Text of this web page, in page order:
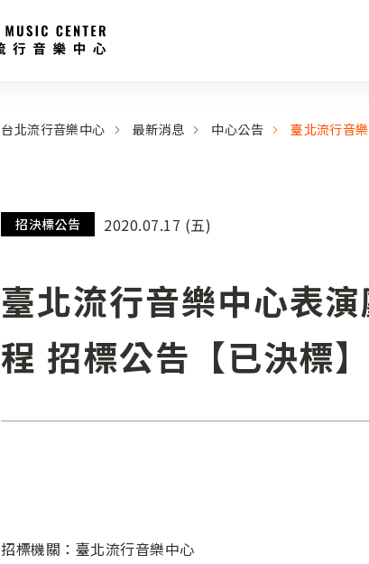
台北流行音樂中心 最新消息 中心公告 臺北流行音
招決標公告 2020.07.17 (五)
臺北流行音樂中心表
程 招標公告【已決標】
招標機關：臺北流行音樂中心